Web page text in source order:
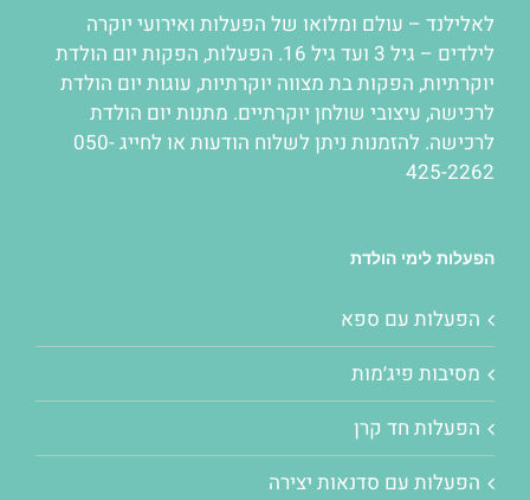
לאלילנד – עולם ומלואו של הפעלות ואירועי יוקרה
לילדים – גיל 3 ועד גיל 16.
הפעלות, הפקות יום הולדת
יוקרתיות, הפקות בת מצווה יוקרתיות, עוגות יום הולדת
לרכישה, עיצובי שולחן יוקרתיים. מתנות יום הולדת
לרכישה. להזמנות ניתן לשלוח הודעות או לחייג 050-
425-2262
הפעלות לימי הולדת
הפעלות עם ספא
מסיבות פיג׳מות
הפעלות חד קרן
הפעלות עם סדנאות יצירה